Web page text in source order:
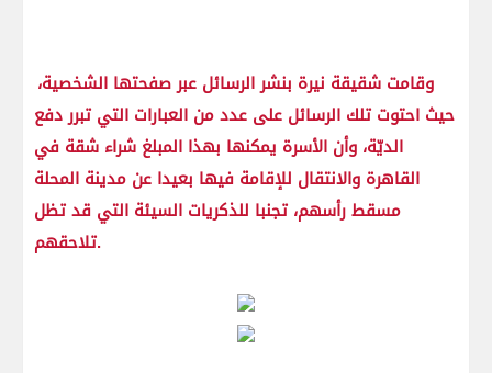
وقامت شقيقة نيرة بنشر الرسائل عبر صفحتها الشخصية،
حيث احتوت تلك الرسائل على عدد من العبارات التي تبرر دفع
الديّة، وأن الأسرة يمكنها بهذا المبلغ شراء شقة في
القاهرة والانتقال للإقامة فيها بعيدا عن مدينة المحلة
مسقط رأسهم، تجنبا للذكريات السيئة التي قد تظل
تلاحقهم.